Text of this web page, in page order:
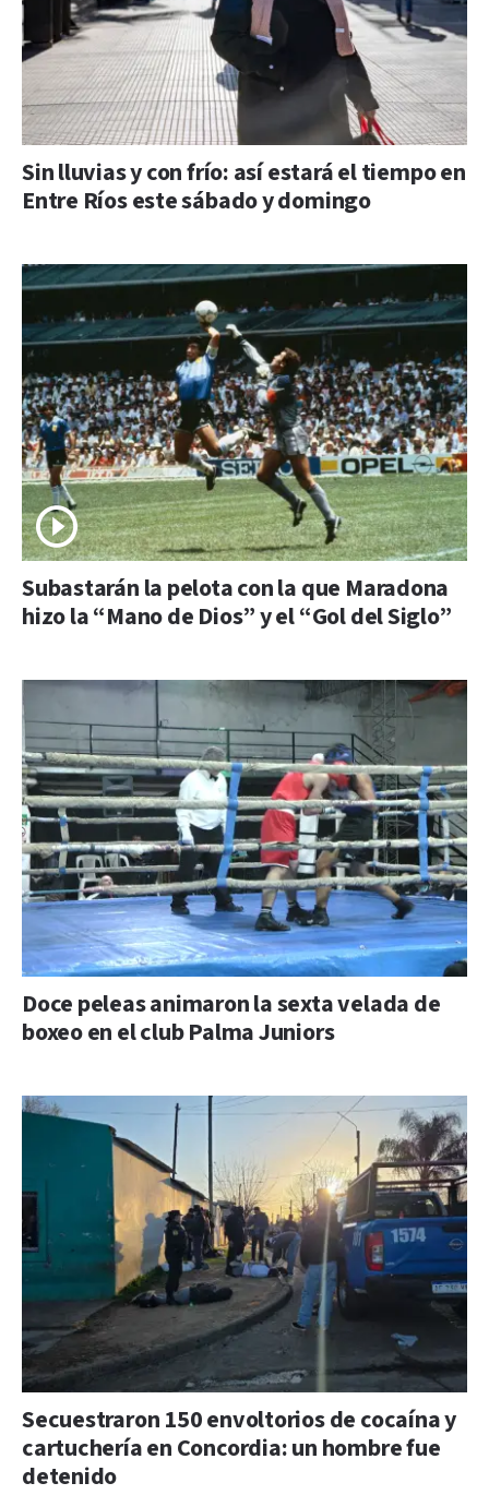
Sin lluvias y con frío: así estará el tiempo en
Entre Ríos este sábado y domingo
Subastarán la pelota con la que Maradona
hizo la “Mano de Dios” y el “Gol del Siglo”
Doce peleas animaron la sexta velada de
boxeo en el club Palma Juniors
Secuestraron 150 envoltorios de cocaína y
cartuchería en Concordia: un hombre fue
detenido